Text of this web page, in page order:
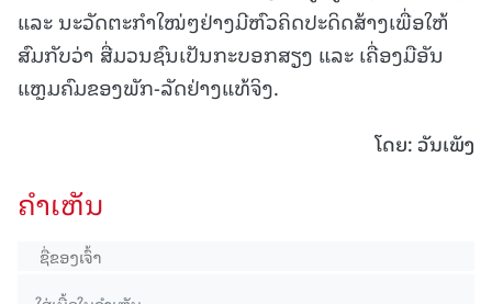
ແລະ ນະວັດຕະກໍາໃໝ່ໆຢ່າງມີຫົວຄິດປະດິດສ້າງເພື່ອໃຫ້
ສົມກັບວ່າ ສື່ມວນຊົນເປັນກະບອກສຽງ ແລະ ເຄື່ອງມືອັນ
ແຫຼມຄົມຂອງພັກ-ລັດຢ່າງແທ້ຈິງ.
ໂດຍ: ວັນເພັງ
ຄໍາເຫັນ